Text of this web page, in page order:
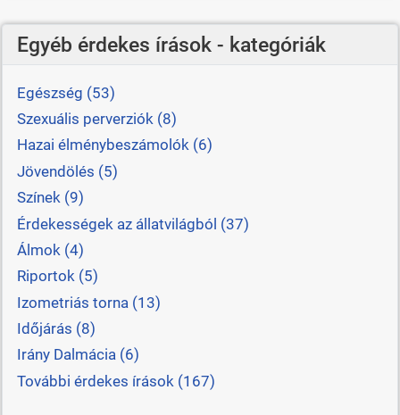
Egyéb érdekes írások - kategóriák
Egészség (53)
Szexuális perverziók (8)
Hazai élménybeszámolók (6)
Jövendölés (5)
Színek (9)
Érdekességek az állatvilágból (37)
Álmok (4)
Riportok (5)
Izometriás torna (13)
Időjárás (8)
Irány Dalmácia (6)
További érdekes írások (167)